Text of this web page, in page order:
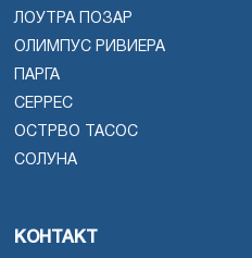
ЛОУТРА ПОЗАР
ОЛИМПУС РИВИЕРА
ПАРГА
СЕРРЕС
ОСТРВО ТАСОС
СОЛУНА
КОНТАКТ